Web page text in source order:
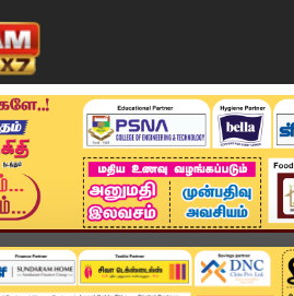
அண்மை தமிழ்நாடு சினிமா